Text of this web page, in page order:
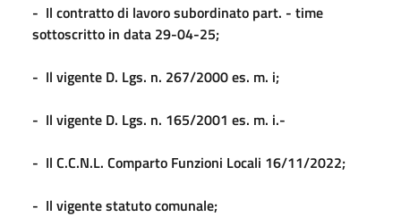
- Il contratto di lavoro subordinato part. - time
sottoscritto in data 29-04-25;
- Il vigente D. Lgs. n. 267/2000 es. m. i;
- Il vigente D. Lgs. n. 165/2001 es. m. i.-
- Il C.C.N.L. Comparto Funzioni Locali 16/11/2022;
- Il vigente statuto comunale;